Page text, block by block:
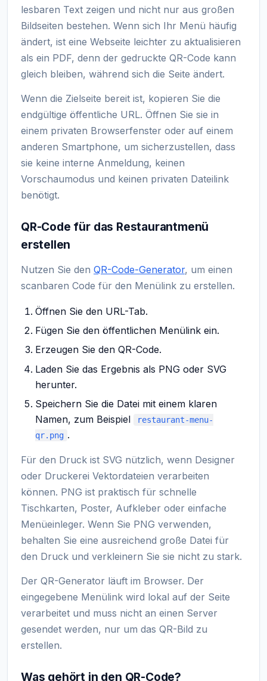
lesbaren Text zeigen und nicht nur aus großen
Bildseiten bestehen. Wenn sich Ihr Menü häufig
ändert, ist eine Webseite leichter zu aktualisieren
als ein PDF, denn der gedruckte QR-Code kann
gleich bleiben, während sich die Seite ändert.
Wenn die Zielseite bereit ist, kopieren Sie die
endgültige öffentliche URL. Öffnen Sie sie in
einem privaten Browserfenster oder auf einem
anderen Smartphone, um sicherzustellen, dass
sie keine interne Anmeldung, keinen
Vorschaumodus und keinen privaten Dateilink
benötigt.
QR-Code für das Restaurantmenü
erstellen
Nutzen Sie den QR-Code-Generator, um einen
scanbaren Code für den Menülink zu erstellen.
Öffnen Sie den URL-Tab.
Fügen Sie den öffentlichen Menülink ein.
Erzeugen Sie den QR-Code.
Laden Sie das Ergebnis als PNG oder SVG
herunter.
Speichern Sie die Datei mit einem klaren
Namen, zum Beispiel
restaurant-menu-
qr.png .
Für den Druck ist SVG nützlich, wenn Designer
oder Druckerei Vektordateien verarbeiten
können. PNG ist praktisch für schnelle
Tischkarten, Poster, Aufkleber oder einfache
Menüeinleger. Wenn Sie PNG verwenden,
behalten Sie eine ausreichend große Datei für
den Druck und verkleinern Sie sie nicht zu stark.
Der QR-Generator läuft im Browser. Der
eingegebene Menülink wird lokal auf der Seite
verarbeitet und muss nicht an einen Server
gesendet werden, nur um das QR-Bild zu
erstellen.
Was gehört in den QR-Code?